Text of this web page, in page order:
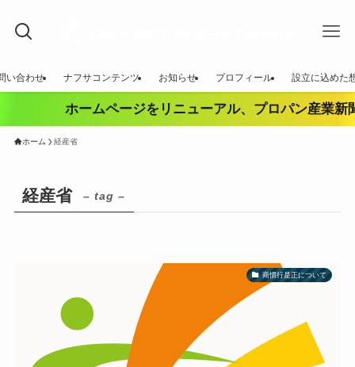
い合わせ ナフサコンテンツ お知らせ プロフィール 設立に込めた
ホームページをリニューアル、プロパン産業
ホーム 経産省
経産省 – tag –
商慣行是正について